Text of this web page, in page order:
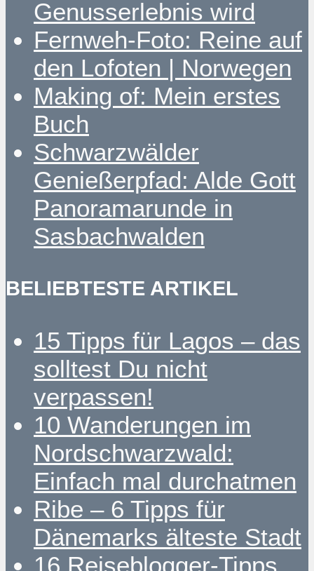
Genusserlebnis wird
Fernweh-Foto: Reine auf
den Lofoten | Norwegen
Making of: Mein erstes
Buch
Schwarzwälder
Genießerpfad: Alde Gott
Panoramarunde in
Sasbachwalden
BELIEBTESTE ARTIKEL
15 Tipps für Lagos – das
solltest Du nicht
verpassen!
10 Wanderungen im
Nordschwarzwald:
Einfach mal durchatmen
Ribe – 6 Tipps für
Dänemarks älteste Stadt
16 Reiseblogger-Tipps